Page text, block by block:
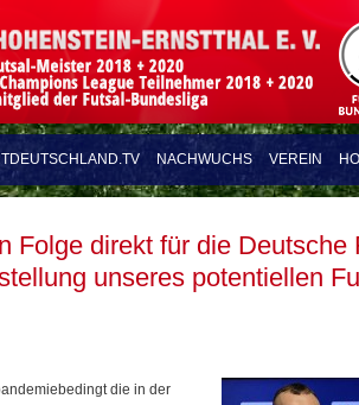
NACHWUCHS VEREIN
Folge direkt für die Deutsche
unseres potentiellen
die in der